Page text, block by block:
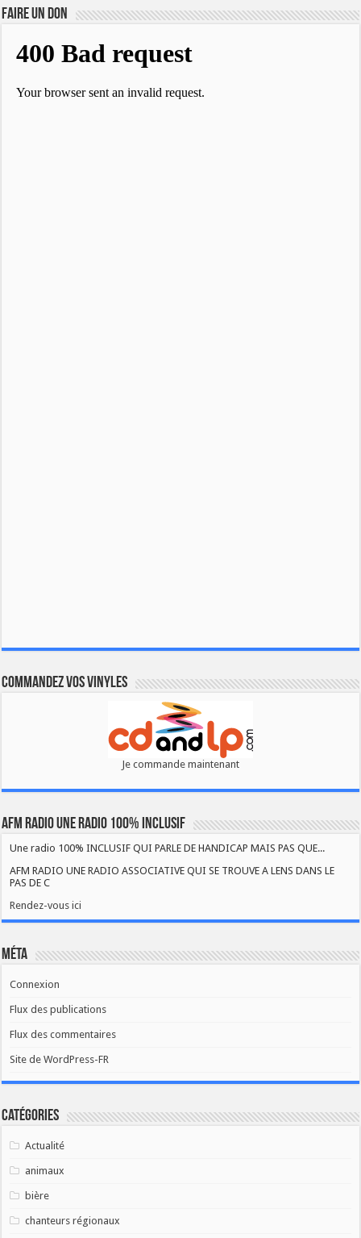
FAIRE UN DON
Commandez vos vinyles
Je commande maintenant
AFM RADIO UNE RADIO 100% INCLUSIF
Une radio 100% INCLUSIF QUI PARLE DE HANDICAP MAIS PAS QUE...
AFM RADIO UNE RADIO ASSOCIATIVE QUI SE TROUVE A LENS DANS LE
PAS DE C
Rendez-vous ici
Méta
Connexion
Flux des publications
Flux des commentaires
Site de WordPress-FR
Catégories
Actualité
animaux
bière
chanteurs régionaux